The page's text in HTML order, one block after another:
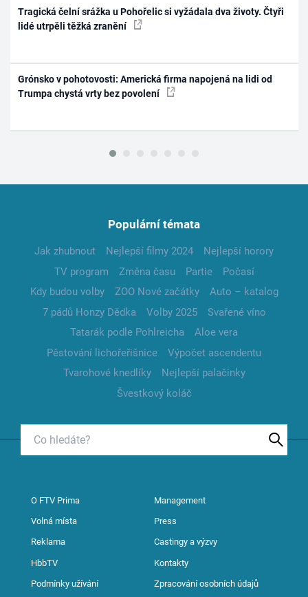
Tragická čelní srážka u Pohořelic si vyžádala dva životy. Čtyři
lidé utrpěli těžká zranění
Grónsko v pohotovosti: Americká firma napojená na lidi od
Trumpa chystá vrty bez povolení
Populární témata
Jak zhubnout Nejlepší filmy 2024
Nejlepší horory
TV program
Změna času Partie
Počasí
Kdy budou volby
ZOO Nové začátky
Auto – katalog
7 pádů Honzy Dědka
Volby 2025
Svařené víno
Tatarák podle Pohlreicha
Aloe vera
Pěstování lichořeřišnice
Výpočet ascendentu
Tvarohové knedlíky
Nejlepší palačinky
Švestkový koláč
O FTV Prima Management
Volná místa Press
Reklama Castingy a výzvy
HbbTV Kontakty
Podmínky užívání Zpracování osobních údajů